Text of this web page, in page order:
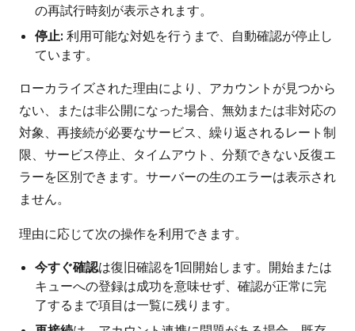
の再試行時刻が表示されます。
停止: 利用可能な対処を行うまで、自動確認が停止し
ています。
ローカライズされた理由により、アカウントが見つから
ない、または非公開になった場合、無効または非対応の
対象、再接続が必要なサービス、繰り返されるレート制
限、サービス停止、タイムアウト、分類できない反復エ
ラーを区別できます。サーバーの生のエラーは表示され
ません。
理由に応じて次の操作を利用できます。
今すぐ確認は復旧確認を1回開始します。開始または
キューへの登録は成功を意味せず、確認が正常に完
了するまで項目は一覧に残ります。